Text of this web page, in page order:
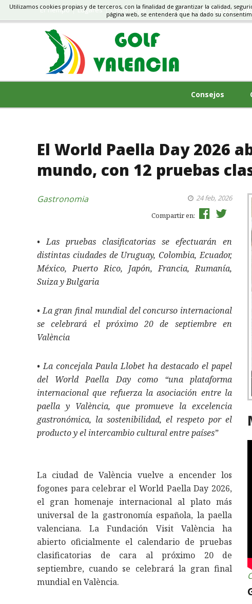
El Tiempo Lugares Cómo llegar CLUBS, TORNEOS,
Consejos
El World Paella Day 2026
mundo, con 12 pruebas
Gastronomia
24 feb, 2026
Compartir en:
• Las pruebas clasificatorias se efectuarán en
distintas ciudades de Uruguay, Colombia, Ecuador,
México, Puerto Rico, Japón, Francia, Rumanía,
Suiza y Bulgaria
• La gran final mundial del concurso internacional
se celebrará el próximo 20 de septiembre en
València
• La concejala Paula Llobet ha destacado el papel
del World Paella Day como “una plataforma
internacional que refuerza la asociación entre la
paella y València, que promueve la excelencia
gastronómica, la sostenibilidad, el respeto por el
producto y el intercambio cultural entre países”
La ciudad de València vuelve a encender los
fogones para celebrar el World Paella Day 2026,
el gran homenaje internacional al plato más
universal de la gastronomía española, la paella
valenciana. La Fundación Visit València ha
abierto oficialmente el calendario de pruebas
clasificatorias de cara al próximo 20 de
septiembre, cuando se celebrará la gran final
mundial en València.
Utilizamos cookies propias y de terceros, con la finalidad de garantizar la calidad,
página web, se entenderá que ha dado su